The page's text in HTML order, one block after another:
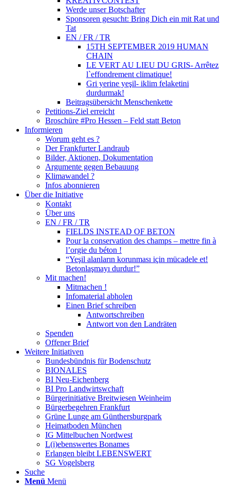
Werde unser Botschafter
Sponsoren gesucht: Bring Dich ein mit Rat und
Tat
EN / FR / TR
15TH SEPTEMBER 2019 HUMAN
CHAIN
LE VERT AU LIEU DU GRIS- Arrêtez
l`effondrement climatique!
Gri yerine yeşil- iklim felaketini
durdurmak!
Beitragsübersicht Menschenkette
Petitions-Ziel erreicht
Broschüre #Pro Hessen – Feld statt Beton
Informieren
Worum geht es ?
Der Frankfurter Landraub
Bilder, Aktionen, Dokumentation
Argumente gegen Bebauung
Klimawandel ?
Infos abonnieren
Über die Initiative
Kontakt
Über uns
EN / FR / TR
FIELDS INSTEAD OF BETON
Pour la conservation des champs – mettre fin à
l’orgie du béton !
“Yeşil alanların korunması için mücadele et!
Betonlaşmayı durdur!”
Mit machen!
Mitmachen !
Infomaterial abholen
Einen Brief schreiben
Antwortschreiben
Antwort von den Landräten
Spenden
Offener Brief
Weitere Initiativen
Bundesbündnis für Bodenschutz
BIONALES
BI Neu-Eichenberg
BI Pro Landwirtswchaft
Bürgerinitiative Breitwiesen Weinheim
Bürgerbegehren Frankfurt
Grüne Lunge am Günthersburgpark
Heimatboden München
IG Mittelbuchen Nordwest
L(i)ebenswertes Bonames
Erlangen bleibt LEBENSWERT
SG Vogelsberg
Suche
Menü Menü